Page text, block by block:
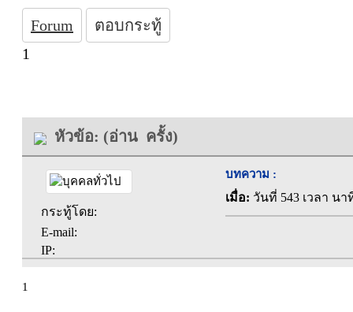
Forum
ตอบกระทู้
1
หัวข้อ: (อ่าน ครั้ง)
กระทู้โดย:
E-mail:
IP:
บทความ :
เมื่อ: วันที่ 543 เวลา นา
1